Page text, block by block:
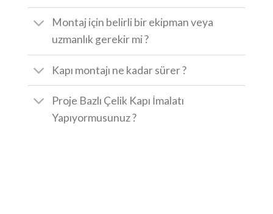
Montaj için belirli bir ekipman veya
uzmanlık gerekir mi ?
Kapı montajı ne kadar sürer ?
Proje Bazlı Çelik Kapı İmalatı
Yapıyormusunuz ?